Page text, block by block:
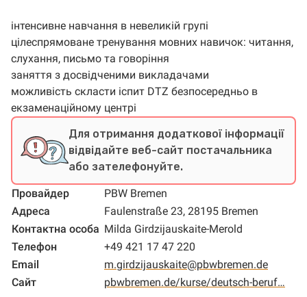
інтенсивне навчання в невеликій групі
цілеспрямоване тренування мовних навичок: читання,
слухання, письмо та говоріння
заняття з досвідченими викладачами
можливість скласти іспит DTZ безпосередньо в
екзаменаційному центрі
Для отримання додаткової інформації
відвідайте веб-сайт постачальника
або зателефонуйте.
Провайдер
PBW Bremen
Адреса
Faulenstraße 23, 28195 Bremen
Контактна особа Milda Girdzijauskaite-Merold
Телефон
+49 421 17 47 220
Email
m.girdzijauskaite@pbwbremen.de
Сайт
pbwbremen.de/kurse/deutsch-beruf…